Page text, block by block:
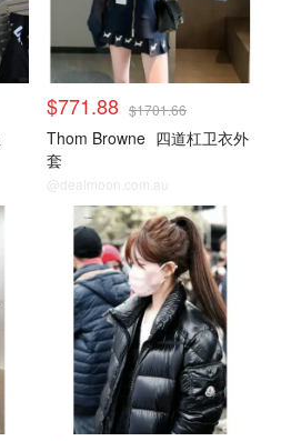
$771.88 $1701.66
Thom Browne 四道杠卫衣外
套
@dealmoon.com.au
Cettire